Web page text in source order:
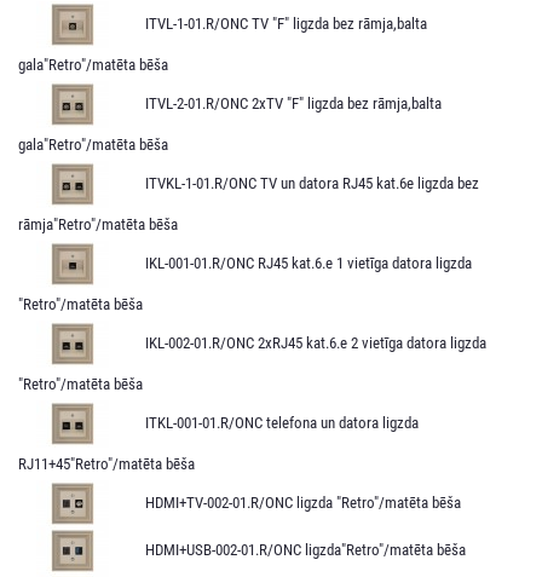
ITVL-1-01.R/ONC TV "F" ligzda bez rāmja,balta
gala"Retro"/matēta bēša
ITVL-2-01.R/ONC 2xTV "F" ligzda bez rāmja,balta
gala"Retro"/matēta bēša
ITVKL-1-01.R/ONC TV un datora RJ45 kat.6e ligzda bez
rāmja"Retro"/matēta bēša
IKL-001-01.R/ONC RJ45 kat.6.e 1 vietīga datora ligzda
"Retro"/matēta bēša
IKL-002-01.R/ONC 2xRJ45 kat.6.e 2 vietīga datora ligzda
"Retro"/matēta bēša
ITKL-001-01.R/ONC telefona un datora ligzda
RJ11+45"Retro"/matēta bēša
HDMI+TV-002-01.R/ONC ligzda "Retro"/matēta bēša
HDMI+USB-002-01.R/ONC ligzda"Retro"/matēta bēša